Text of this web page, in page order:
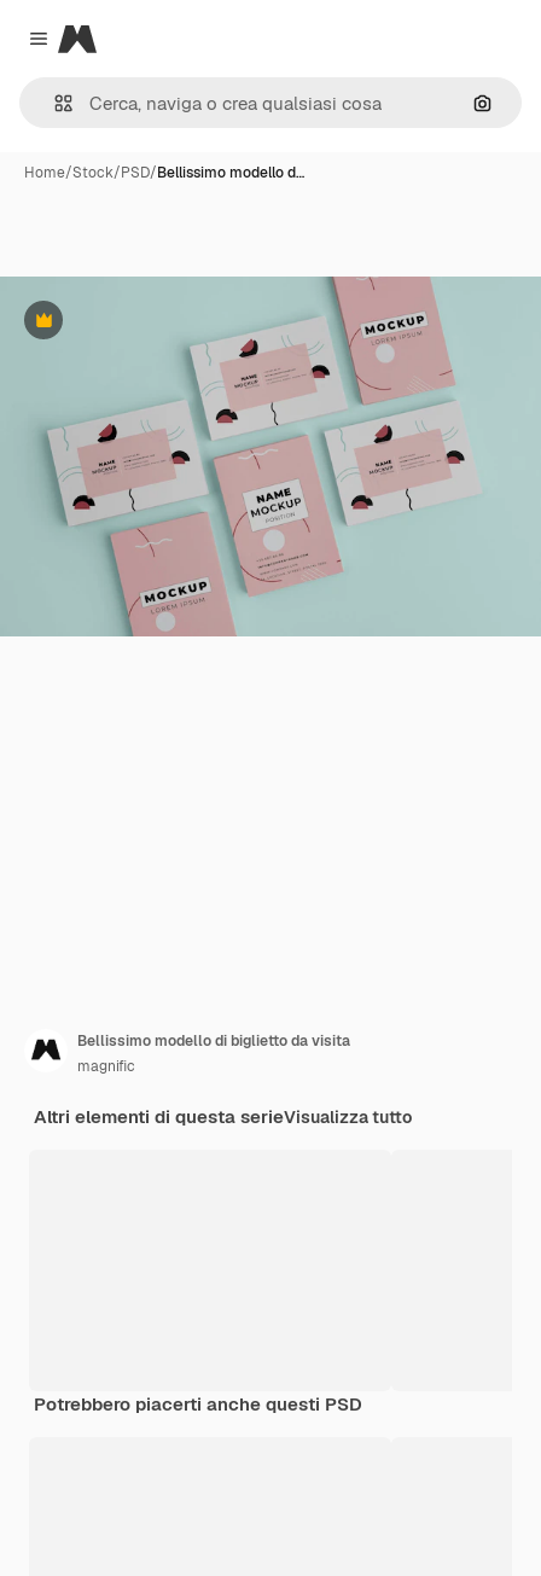
Close menu
Magnific
Cerca
Home/Stock/PSD/Bellissimo modello d…
Premium
Bellissimo modello di biglietto da visita
magnific
Altri elementi di questa serieVisualizza tutto
Potrebbero piacerti anche questi PSD